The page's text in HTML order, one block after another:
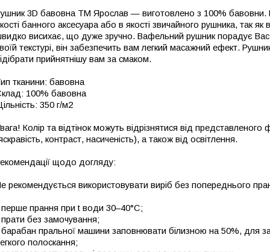
3D бавовна ТМ Ярослав — виготовлено з 100% бавовни.
банного аксесуара або в якості звичайного рушника, так
висихає, що дуже зручно. Вафельний рушник порадує Вас
текстурі, він забезпечить вам легкий масажний ефект.
прийнятнішу вам за смаком.
тканини: бавовна
100% бавовна
350 г/м2
Колір та відтінок можуть відрізнятися від
контраст, насиченість), а також від освітлення.
щодо догляду:
рекомендується використовувати виріб без попереднього
перше прання при t води 30–40°C;
прати без замочування;
барабан пральної машини заповнювати білизною на 50%, для
полоскання;